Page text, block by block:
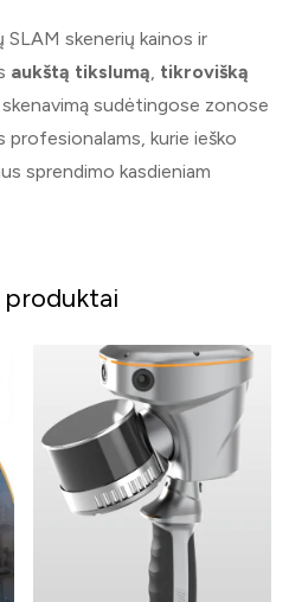
SLAM skenerių kainos ir
aukštą tikslumą, tikrovišką
skenavimą sudėtingose zonose
profesionalams, kurie ieško
sprendimo kasdieniam
produktai